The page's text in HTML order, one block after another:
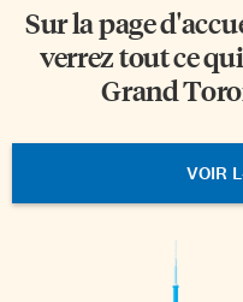
Sur la page
verrez tout ce
Grand
VOIR